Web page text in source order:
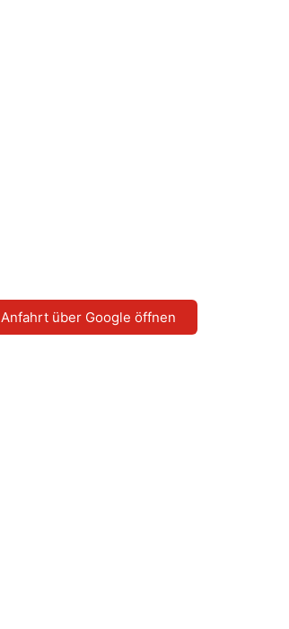
Anfahrt über Google öffnen